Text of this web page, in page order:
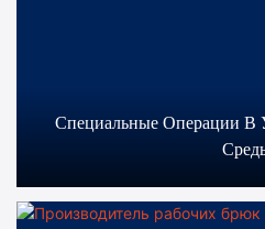
Специальные Операции В